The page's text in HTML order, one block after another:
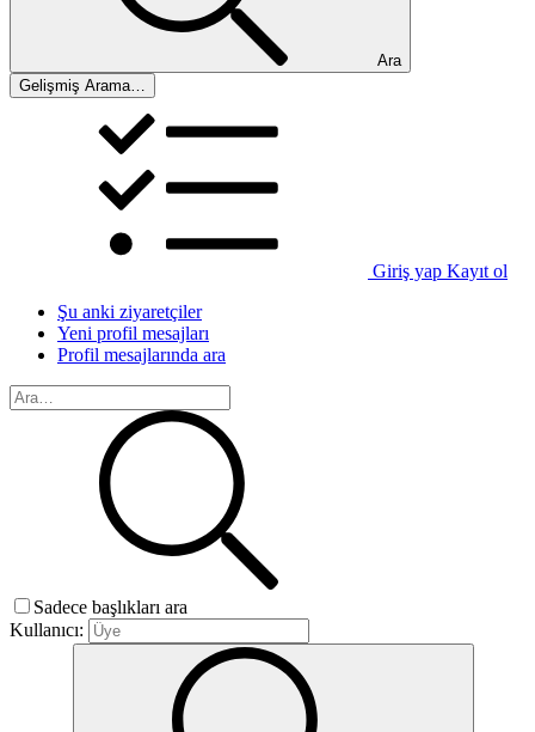
Ara
Gelişmiş Arama…
Giriş yap Kayıt ol
Şu anki ziyaretçiler
Yeni profil mesajları
Profil mesajlarında ara
Sadece başlıkları ara
Kullanıcı: